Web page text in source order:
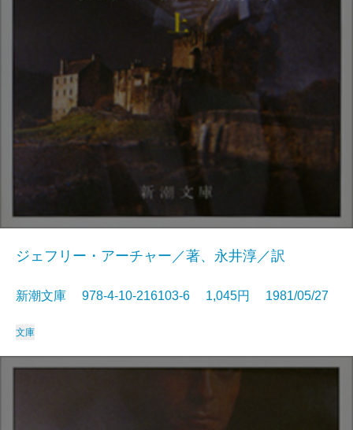
ジェフリー・アーチャー／著、永井淳／訳
新潮文庫 978-4-10-216103-6 1,045円 1981/05/27
文庫